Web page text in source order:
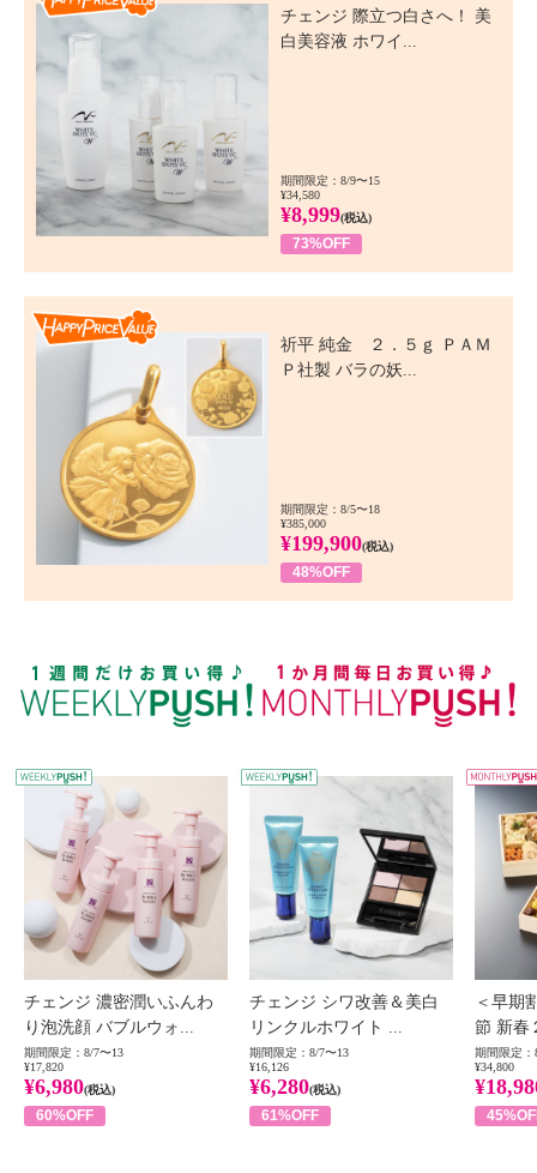
チェンジ 際立つ白さへ！ 美
白美容液 ホワイ...
期間限定：8/9〜15
¥34,580
¥8,999(税込)
73%OFF
祈平 純金 ２．５ｇ ＰＡＭ
Ｐ社製 バラの妖...
期間限定：8/5〜18
¥385,000
¥199,900(税込)
48%OFF
WEEKLY PUSH
チェンジ 濃密潤いふんわ
り泡洗顔 バブルウォ...
期間限定：8/7〜13
¥17,820
¥6,980(税込)
60%OFF
チェンジ シワ改善＆美白
リンクルホワイト ...
期間限定：8/7〜13
¥16,126
¥6,280(税込)
61%OFF
＜早期
節 新春
期間限定：
¥34,800